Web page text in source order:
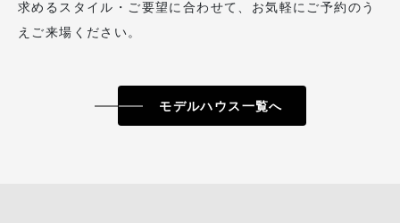
求めるスタイル・ご要望に合わせて、お気軽にご予約のう
えご来場ください。
モデルハウス一覧へ